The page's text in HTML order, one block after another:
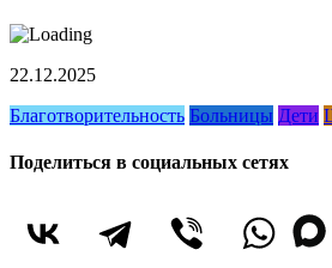
22.12.2025
Благотворительность Больницы Дети
Поделиться в социальных сетях